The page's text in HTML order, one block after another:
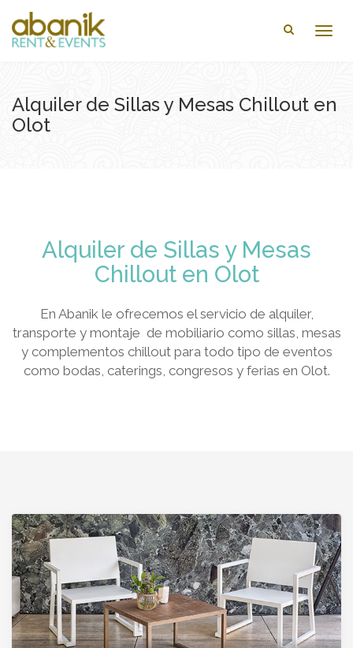
Alquiler de Sillas y Mesas Chillout en
Olot
Alquiler de Sillas y Mesas
Chillout en Olot
En Abanik le ofrecemos el servicio de alquiler,
transporte y montaje de mobiliario como sillas, mesas
y complementos chillout para todo tipo de eventos
como bodas, caterings, congresos y ferias en Olot.